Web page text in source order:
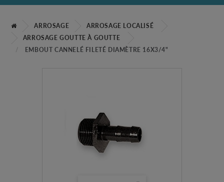
ARROSAGE
ARROSAGE LOCALISÉ
ARROSAGE GOUTTE À GOUTTE
EMBOUT CANNELÉ FILETÉ DIAMÈTRE 16X3/4"